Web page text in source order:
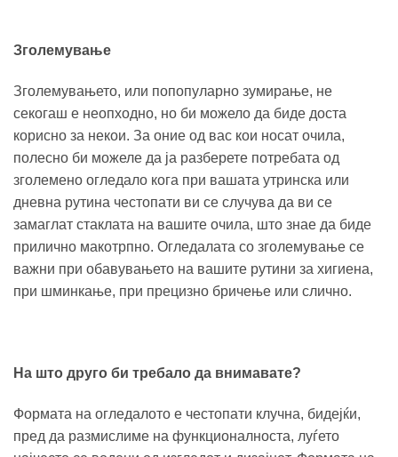
Зголемување
Зголемувањето, или попопуларно зумирање, не
секогаш е неопходно, но би можело да биде доста
корисно за некои. За оние од вас кои носат очила,
полесно би можеле да ја разберете потребата од
зголемено огледало кога при вашата утринска или
дневна рутина честопати ви се случува да ви се
замаглат стаклата на вашите очила, што знае да биде
прилично макотрпно. Огледалата со зголемување се
важни при обавувањето на вашите рутини за хигиена,
при шминкање, при прецизно бричење или слично.
На што друго би требало да внимавате?
Формата на огледалото е честопати клучна, бидејќи,
пред да размислиме на функционалноста, луѓето